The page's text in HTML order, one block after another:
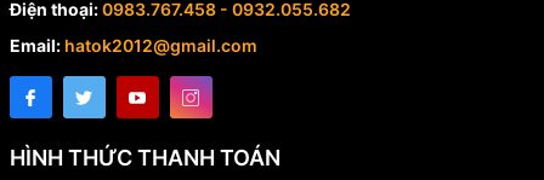
Điện thoại:0983.767.458 - 0932.055.682
Email: hatok2012@gmail.com
HÌNH THỨC THANH TOÁN